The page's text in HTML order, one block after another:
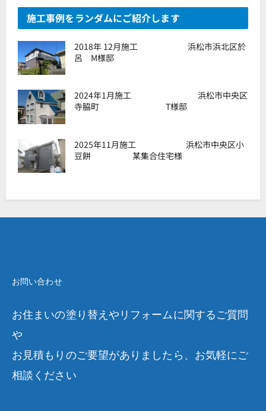
施工事例をランダムにご紹介します
2018年 12月施工 浜松市浜北区於
呂 M様邸
2024年1月施工 浜松市中央区
寺脇町 T様邸
2025年11月施工 浜松市中央区小
豆餅 某集合住宅様
お問い合わせ
お住まいの塗り替えやリフォームに関するご質問
や
お見積もりのご要望がありましたら、お気軽にご
相談ください